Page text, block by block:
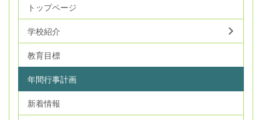
トップページ
学校紹介
教育目標
年間行事計画
新着情報